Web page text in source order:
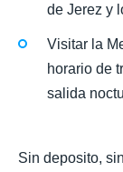
de Jerez y
Visitar la
horario de
salida
Sin deposito,